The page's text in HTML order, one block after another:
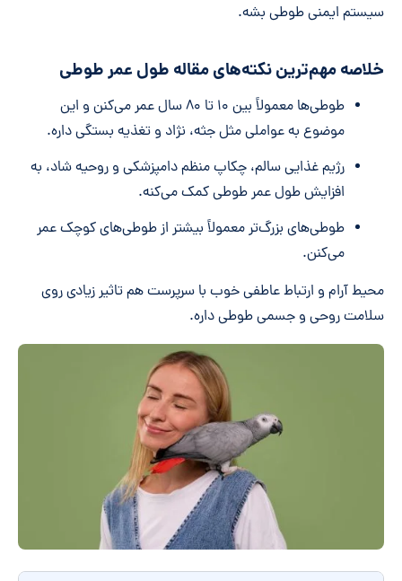
سیستم ایمنی طوطی بشه.
خلاصه مهم‌ترین نکته‌های مقاله طول عمر طوطی
طوطی‌ها معمولاً بین ۱۰ تا ۸۰ سال عمر می‌کنن و این
موضوع به عواملی مثل جثه، نژاد و تغذیه بستگی داره.
رژیم غذایی سالم، چکاپ منظم دامپزشکی و روحیه شاد، به
افزایش طول عمر طوطی کمک می‌کنه.
طوطی‌های بزرگ‌تر معمولاً بیشتر از طوطی‌های کوچک عمر
می‌کنن.
محیط آرام و ارتباط عاطفی خوب با سرپرست هم تاثیر زیادی روی
سلامت روحی و جسمی طوطی داره.